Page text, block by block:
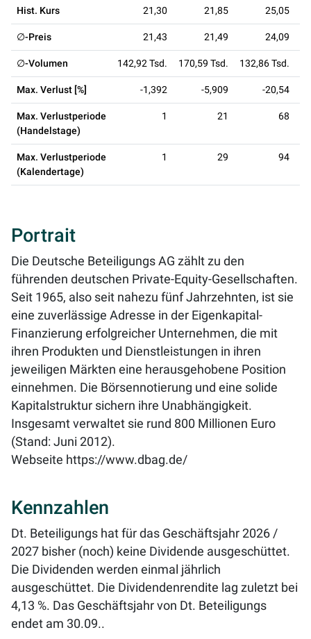
Hist. Kurs 21,30 21,85 25,05
∅-Preis 21,43 21,49 24,09
∅-Volumen 142,92 Tsd. 170,59 Tsd. 132,86 Tsd.
Max. Verlust [%] -1,392 -5,909 -20,54
Max. Verlustperiode
(Handelstage)
1 21 68
Max. Verlustperiode
(Kalendertage)
1 29 94
Portrait
Die Deutsche Beteiligungs AG zählt zu den
führenden deutschen Private-Equity-Gesellschaften.
Seit 1965, also seit nahezu fünf Jahrzehnten, ist sie
eine zuverlässige Adresse in der Eigenkapital-
Finanzierung erfolgreicher Unternehmen, die mit
ihren Produkten und Dienstleistungen in ihren
jeweiligen Märkten eine herausgehobene Position
einnehmen. Die Börsennotierung und eine solide
Kapitalstruktur sichern ihre Unabhängigkeit.
Insgesamt verwaltet sie rund 800 Millionen Euro
(Stand: Juni 2012).
Webseite https://www.dbag.de/
Kennzahlen
Dt. Beteiligungs hat für das Geschäftsjahr 2026 /
2027 bisher (noch) keine Dividende ausgeschüttet.
Die Dividenden werden einmal jährlich
ausgeschüttet. Die Dividendenrendite lag zuletzt bei
4,13 %. Das Geschäftsjahr von Dt. Beteiligungs
endet am 30.09..